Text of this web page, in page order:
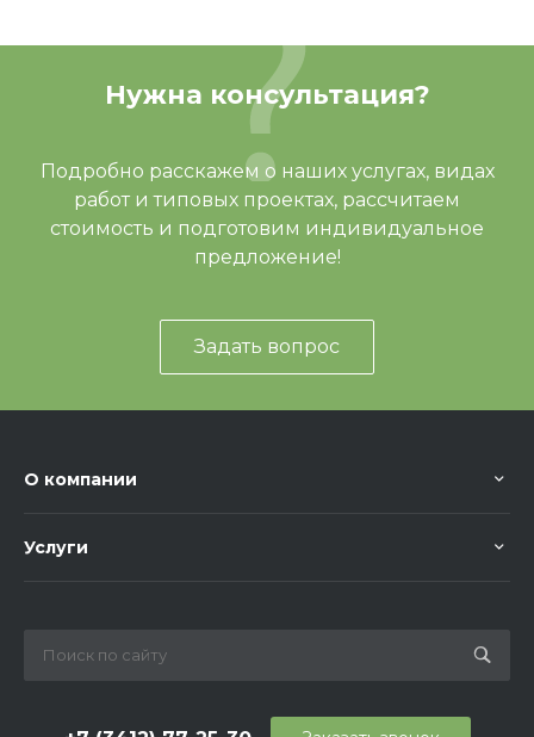
Нужна консультация?
Подробно расскажем о наших услугах, видах
работ и типовых проектах, рассчитаем
стоимость и подготовим индивидуальное
предложение!
Задать вопрос
О компании
Услуги